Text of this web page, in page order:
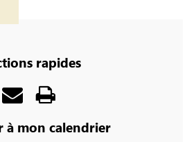
rapides
à mon calendrier